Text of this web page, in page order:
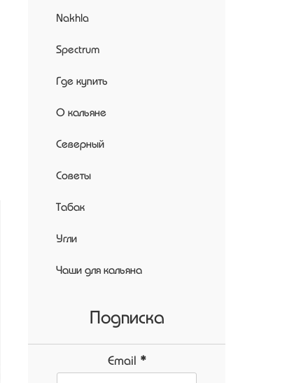
Nakhla
Spectrum
Где купить
О кальяне
Северный
Советы
Табак
Угли
Чаши для кальяна
Подписка
Email *